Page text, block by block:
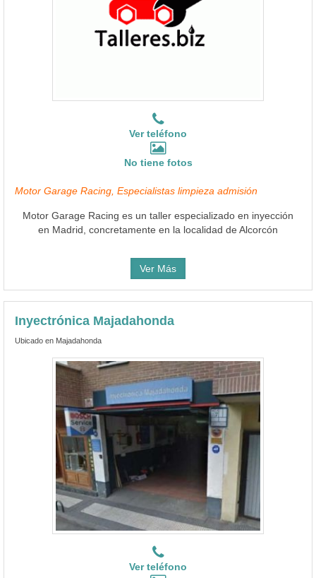
Ver teléfono
No tiene fotos
Motor Garage Racing, Especialistas limpieza admisión
Motor Garage Racing es un taller especializado en inyección
en Madrid, concretamente en la localidad de Alcorcón
Ver Más
Inyectrónica Majadahonda
Ubicado en Majadahonda
Ver teléfono